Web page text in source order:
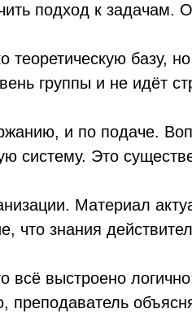
подход к
теоретическую базу,
группы и не идёт
и по подаче.
систему. Это
Материал
знания
всё выстроено